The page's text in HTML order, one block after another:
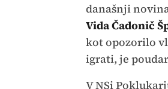
današnji
Vida Čadonič
kot opozorilo
igrati, je
V NSi